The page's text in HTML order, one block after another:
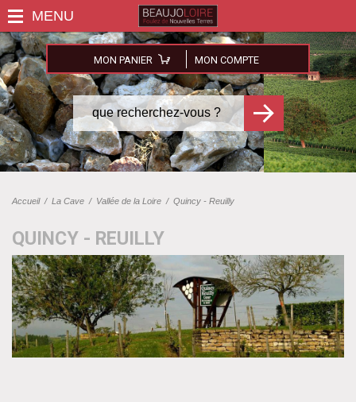
MON PANIER MON COMPTE
Accueil/ La Cave / Vallée de la Loire / Quincy - Reuilly
QUINCY - REUILLY